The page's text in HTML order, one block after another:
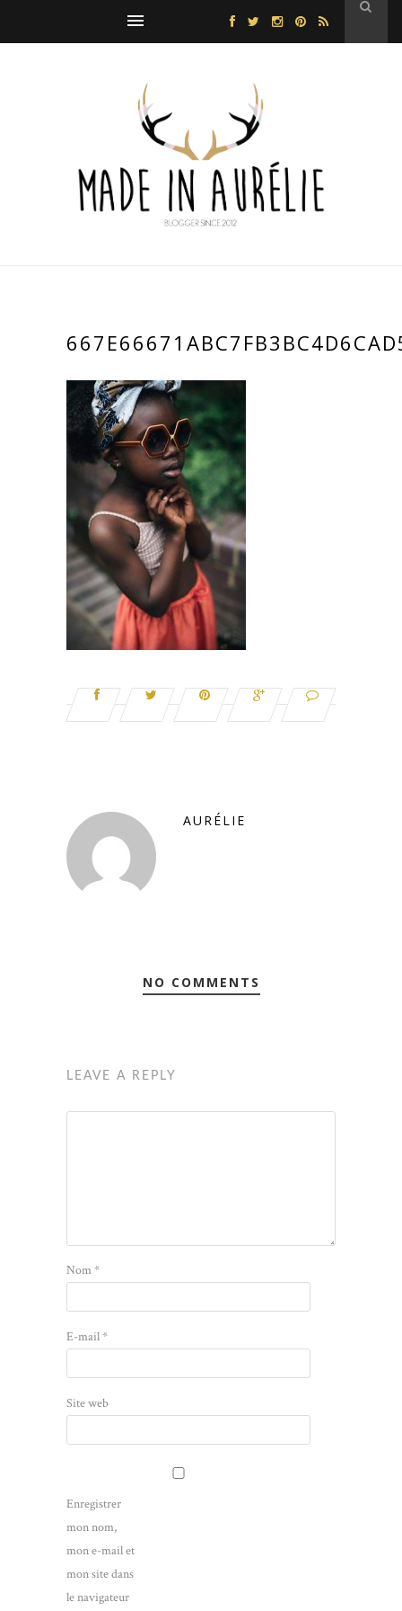
AURÉLIE
NO COMMENTS
LEAVE A REPLY
Nom*
E-mail*
Site web
Enregistrer
mon nom,
mon e-mail et
mon site dans
le navigateur